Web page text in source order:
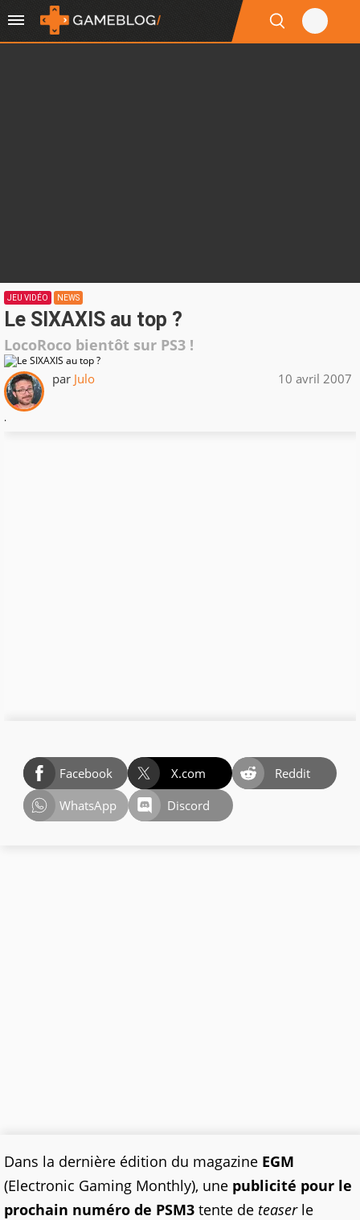
JEU VIDÉO NEWS
Le SIXAXIS au top ?
LocoRoco bientôt sur PS3 !
par Julo 10 avril 2007
.
Facebook X.com
Reddit
WhatsApp
Discord
Dans la dernière édition du magazine EGM
(Electronic Gaming Monthly), une publicité pour le
prochain numéro de PSM3 tente de teaserle